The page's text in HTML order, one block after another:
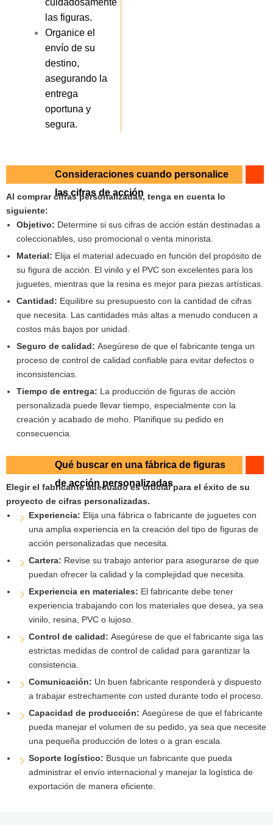
las figuras.
Organice el
envío de su
destino,
asegurando la
entrega
oportuna y
segura.
Consideraciones cuando personalice
las cifras de acción
Al comprar cifras personalizadas, tenga en cuenta lo
siguiente:
Objetivo: Determine si sus cifras de acción están destinadas a
coleccionables, uso promocional o venta minorista.
Material: Elija el material adecuado en función del propósito de
su figura de acción. El vinilo y el PVC son excelentes para los
juguetes, mientras que la resina es mejor para piezas artísticas.
Cantidad: Equilibre su presupuesto con la cantidad de cifras
que necesita. Las cantidades más altas a menudo conducen a
costos más bajos por unidad.
Seguro de calidad: Asegúrese de que el fabricante tenga un
proceso de control de calidad confiable para evitar defectos o
inconsistencias.
Tiempo de entrega: La producción de figuras de acción
personalizada puede llevar tiempo, especialmente con la
creación y acabado de moho. Planifique su pedido en
consecuencia.
Qué buscar en una fábrica de figuras
de acción personalizadas
Elegir el fabricante adecuado es crucial para el éxito de su
proyecto de cifras personalizadas.
Experiencia: Elija una fábrica o fabricante de juguetes con
una amplia experiencia en la creación del tipo de figuras de
acción personalizadas que necesita.
Cartera: Revise su trabajo anterior para asegurarse de que
puedan ofrecer la calidad y la complejidad que necesita.
Experiencia en materiales: El fabricante debe tener
experiencia trabajando con los materiales que desea, ya sea
vinilo, resina, PVC o lujoso.
Control de calidad: Asegúrese de que el fabricante siga las
estrictas medidas de control de calidad para garantizar la
consistencia.
Comunicación: Un buen fabricante responderá y dispuesto
a trabajar estrechamente con usted durante todo el proceso.
Capacidad de producción: Asegúrese de que el fabricante
pueda manejar el volumen de su pedido, ya sea que necesite
una pequeña producción de lotes o a gran escala.
Soporte logístico: Busque un fabricante que pueda
administrar el envío internacional y manejar la logística de
exportación de manera eficiente.